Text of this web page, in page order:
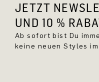
JETZT
UND 10 %
Ab sofort bist Du
keine neuen Styles im